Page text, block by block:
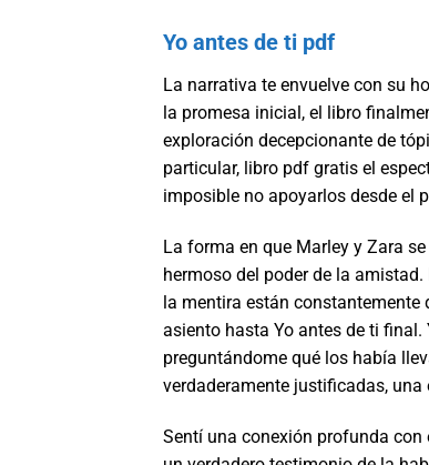
Yo antes de ti pdf
La narrativa te envuelve con su
la promesa inicial, el libro
exploración decepcionante de
particular, libro pdf gratis el
imposible no apoyarlos desde el
La forma en que Marley y Zara
hermoso del poder de la
la mentira están constantemente
asiento hasta Yo antes de ti
preguntándome qué los había
verdaderamente justificadas,
Sentí una conexión profunda